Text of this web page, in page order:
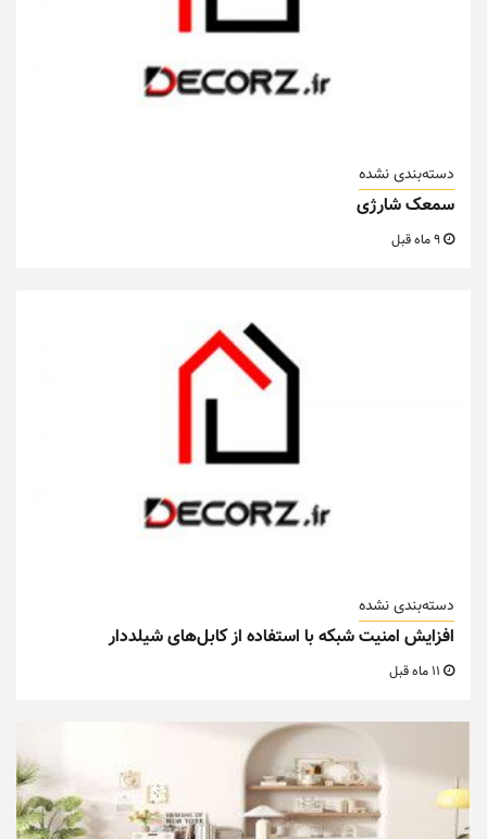
دسته‌بندی نشده
سمعک شارژی
دسته‌بندی نشده
افزایش امنیت شبکه با استفاده از کابل‌های شیلددار